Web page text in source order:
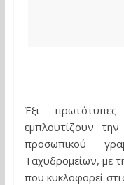
Έξι πρωτότυπες
εμπλουτίζουν
προσωπικού
Ταχυδρομείων, με
που κυκλοφορεί